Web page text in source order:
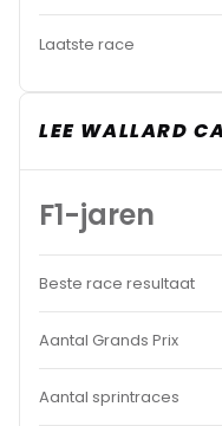
Laatste race
LEE WALLARD
F1-jaren
Beste race resultaat
Aantal Grands Prix
Aantal sprintraces